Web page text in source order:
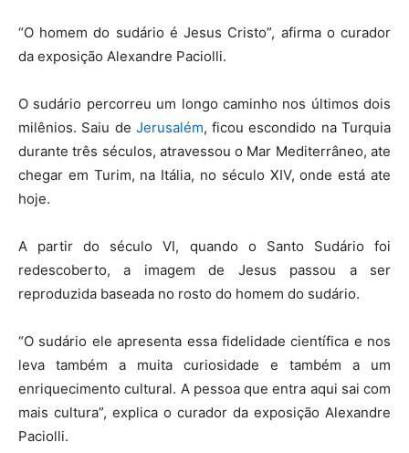
“O homem do sudário é Jesus Cristo”, afirma o curador
da exposição Alexandre Paciolli.
O sudário percorreu um longo caminho nos últimos dois
milênios. Saiu de Jerusalém, ficou escondido na Turquia
durante três séculos, atravessou o Mar Mediterrâneo, ate
chegar em Turim, na Itália, no século XIV, onde está ate
hoje.
A partir do século VI, quando o Santo Sudário foi
redescoberto, a imagem de Jesus passou a ser
reproduzida baseada no rosto do homem do sudário.
“O sudário ele apresenta essa fidelidade científica e nos
leva também a muita curiosidade e também a um
enriquecimento cultural. A pessoa que entra aqui sai com
mais cultura”, explica o curador da exposição Alexandre
Paciolli.